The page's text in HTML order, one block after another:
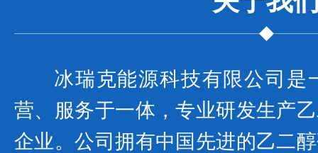
冰瑞克能源科技有限公司是
营、服务于一体，专业研发生产
企业。公司拥有中国先进的乙二